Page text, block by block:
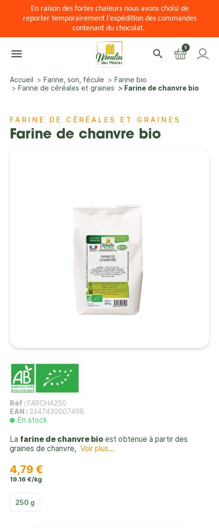
En raison des fortes chaleurs nous avons choisi de
reporter temporairement l’expédition des commandes
contenant du chocolat.
menu search 0
Accueil Farine, son, fécule
Farine bio
Farine de céréales et graines
Farine de chanvre bio
FARINE DE CÉRÉALES ET GRAINES
Farine de chanvre bio
Réf : FARCHA250
EAN : 3347430007498
En stock
La farine de chanvre bio est obtenue à partir des
graines de chanvre, Voir plus...
4,79 €
19.16 €/kg
250 g